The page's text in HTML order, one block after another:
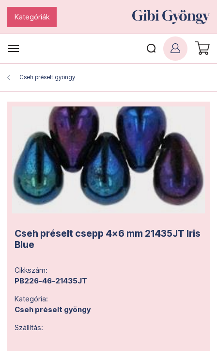
Kategóriák
Cseh préselt gyöngy
Cseh préselt csepp 4x6 mm 21435JT Iris
Blue
Cikkszám:
PB226-46-21435JT
Kategória:
Cseh préselt gyöngy
Szállítás: